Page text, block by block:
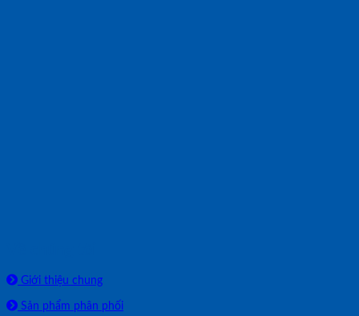
Giới thiệu chung
Sản phẩm phân phối